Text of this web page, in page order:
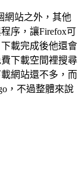
網站之外，其他
序，讓Firefox可
載完成後他還會
下載空間裡搜尋
網站還不多，而
，不過整體來說